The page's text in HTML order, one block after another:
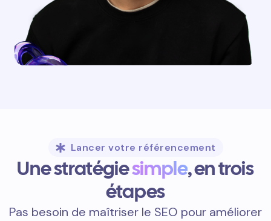
Lancer votre référencement
Une stratégiesimple, en trois
étapes
Pas besoin de maîtriser le SEO pour améliorer